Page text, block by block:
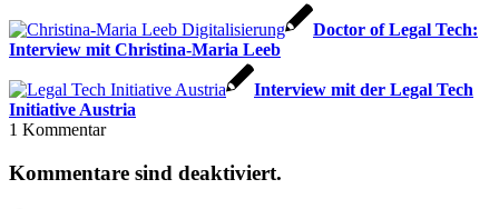
Doctor of Legal Tech:
Interview mit Christina-Maria Leeb
Interview mit der Legal Tech
Initiative Austria
1 Kommentar
Kommentare sind deaktiviert.